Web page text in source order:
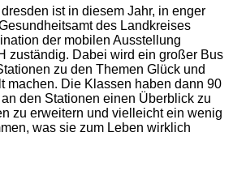
ist in diesem Jahr, in enger
des Landkreises
der mobilen Ausstellung
zuständig. Dabei wird ein großer Bus
zu den Themen Glück und
machen. Die Klassen haben dann 90
den Stationen einen Überblick zu
zu erweitern und vielleicht ein wenig
was sie zum Leben wirklich